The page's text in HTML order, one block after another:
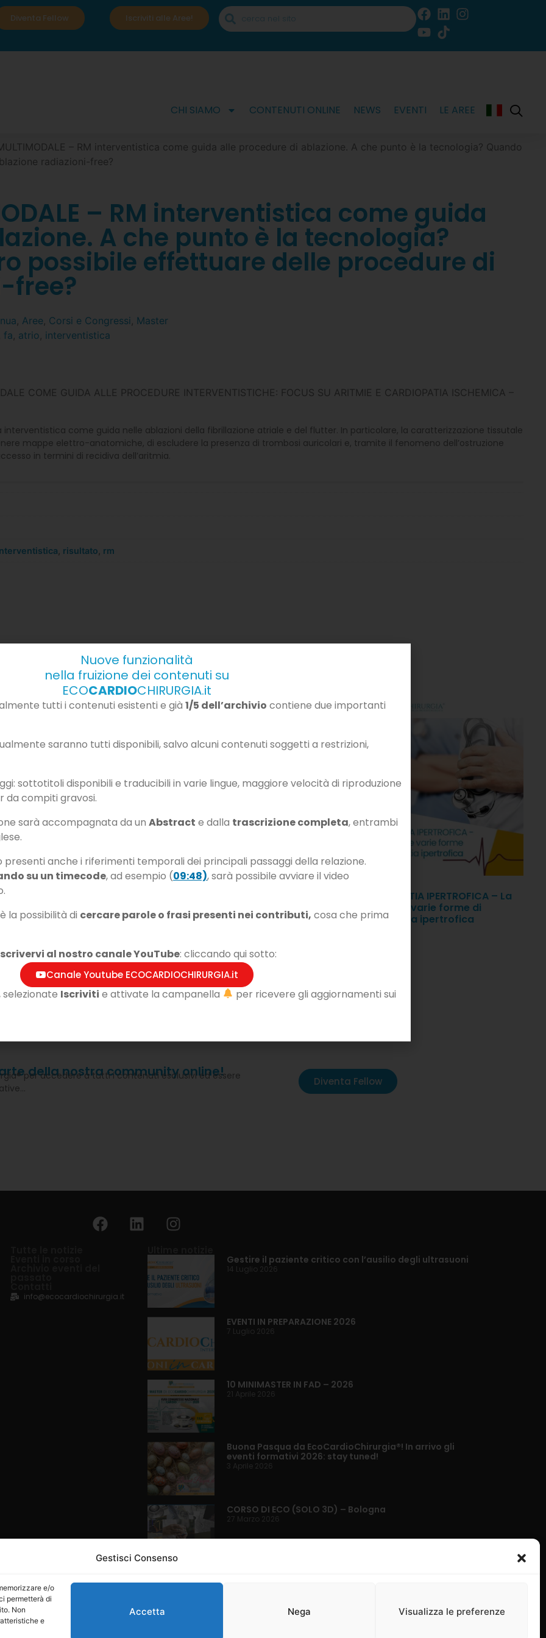
Gestisci Consenso
e/o
permetterà di
Non
e
Accetta Nega Visualizza le preferenze
Diventa Fellow Iscriviti alle Aree!
CHI SIAMO CONTENUTI ONLINE NEWS EVENTI LE AREE
– RM interventistica come guida alle procedure di ablazione. A che punto è la tecnologia? Quando
radiazioni-free?
– RM interventistica come guida
A che punto è la tecnologia?
possibile effettuare delle procedure di
free?
, Aree, Corsi e Congressi, Master
fa, atrio, interventistica
COME GUIDA ALLE PROCEDURE INTERVENTISTICHE: FOCUS SU ARITMIE E CARDIOPATIA ISCHEMICA –
interventistica come guida nelle ablazioni della fibrillazione atriale e del flutter. In particolare, la caratterizzazione tissutale
mappe elettro-anatomiche, di escludere la presenza di trombosi auricolari e, tramite il fenomeno dell’ostruzione
in termini di recidiva dell’aritmia.
risultato rm
Contenuti correlati
up: come
cosa cercare. La
del leak paravalvolare
funzione ventricolare sinistra
CARDIOMIOPATIA IPERTROFICA – La
diagnosi delle varie forme di
cardiomiopatia ipertrofica
della nostra community online!
per accedere a tutti i contenuti esclusivi ed essere
Diventa Fellow
info@ecocardiochirurgia.it
Gestire il paziente critico con l’ausilio degli ultrasuoni
14 Luglio 2026
EVENTI IN PREPARAZIONE 2026
7 Luglio 2026
10 MINIMASTER IN FAD – 2026
21 Aprile 2026
Buona Pasqua da EcoCardioChirurgia®! In arrivo gli
eventi formativi 2026: stay tuned!
3 Aprile 2026
CORSO DI ECO (SOLO 3D) – Bologna
27 Marzo 2026
Nuove funzionalità
nella fruizione dei contenuti su
ECOCARDIOCHIRURGIA.it
tutti i contenuti esistenti e già 1/5 dell’archivio contiene due importanti
saranno tutti disponibili, salvo alcuni contenuti soggetti a restrizioni,
sottotitoli disponibili e traducibili in varie lingue, maggiore velocità di riproduzione
da compiti gravosi.
sarà accompagnata da un Abstract e dalla trascrizione completa, entrambi
presenti anche i riferimenti temporali dei principali passaggi della relazione.
su un timecode, ad esempio (09:48), sarà possibile avviare il video
la possibilità di cercare parole o frasi presenti nei contributi, cosa che prima
al nostro canale YouTube: cliccando qui sotto:
Canale Youtube ECOCARDIOCHIRURGIA.it
selezionate Iscriviti e attivate la campanella
per ricevere gli aggiornamenti sui